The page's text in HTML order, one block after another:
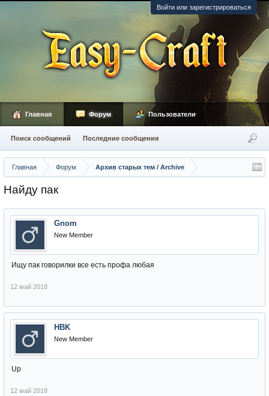
Войти или зарегистрироваться
Главная Форум Архив старых тем / Archive
Найду пак
Gnom
New Member
Ищу пак говорилки все есть профа любая
12 май 2018
HBK
New Member
Up
12 май 2018
Главная Форум
Поиск сообщений Последние сообщения
Пользователи